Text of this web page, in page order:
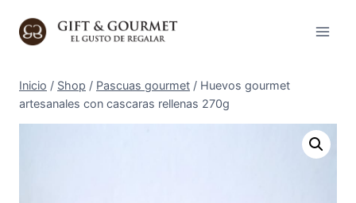
Inicio / Shop / Pascuas gourmet / Huevos gourmet
artesanales con cascaras rellenas 270g